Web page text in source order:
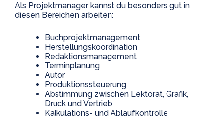
Als Projektmanager kannst du besonders gut in
diesen Bereichen arbeiten:
Buchprojektmanagement
Herstellungskoordination
Redaktionsmanagement
Terminplanung
Autor
Produktionssteuerung
Abstimmung zwischen Lektorat, Grafik,
Druck und Vertrieb
Kalkulations- und Ablaufkontrolle